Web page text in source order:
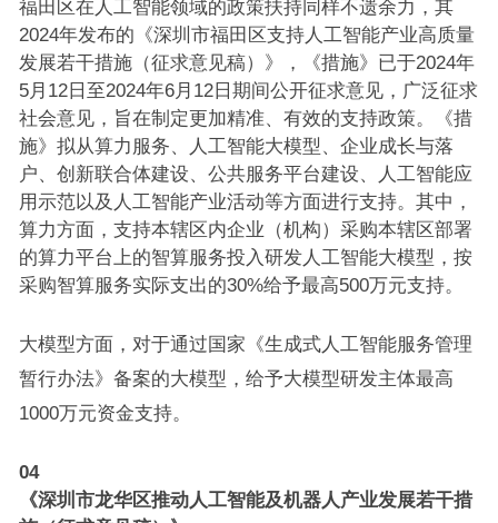
福田区在人工智能领域的政策扶持同样不遗余力，其
2024年发布的《深圳市福田区支持人工智能产业高质量
发展若干措施（征求意见稿）》，《措施》已于2024年
5月12日至2024年6月12日期间公开征求意见，广泛征求
社会意见，旨在制定更加精准、有效的支持政策。《措
施》拟从算力服务、人工智能大模型、企业成长与落
户、创新联合体建设、公共服务平台建设、人工智能应
用示范以及人工智能产业活动等方面进行支持。其中，
算力方面，支持本辖区内企业（机构）采购本辖区部署
的算力平台上的智算服务投入研发人工智能大模型，按
采购智算服务实际支出的30%给予最高500万元支持。
大模型方面，对于通过国家《生成式人工智能服务管理
暂行办法》备案的大模型，给予大模型研发主体最高
1000万元资金支持。
04
《深圳市龙华区推动人工智能及机器人产业发展若干措